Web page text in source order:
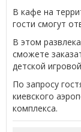
В кафе на
гости смогут
В этом
сможете
детской
По запросу
киевского
комплекса.